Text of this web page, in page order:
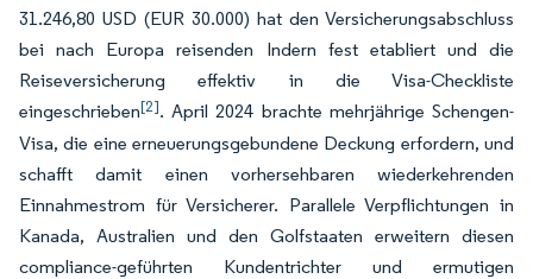
31.246,80 USD (EUR 30.000) hat den Versicherungsabschluss
bei nach Europa reisenden Indern fest etabliert und die
Reiseversicherung effektiv in die Visa-Checkliste
eingeschrieben[2]. April 2024 brachte mehrjährige Schengen-
Visa, die eine erneuerungsgebundene Deckung erfordern, und
schafft damit einen vorhersehbaren wiederkehrenden
Einnahmestrom für Versicherer. Parallele Verpflichtungen in
Kanada, Australien und den Golfstaaten erweitern diesen
compliance-geführten Kundentrichter und ermutigen